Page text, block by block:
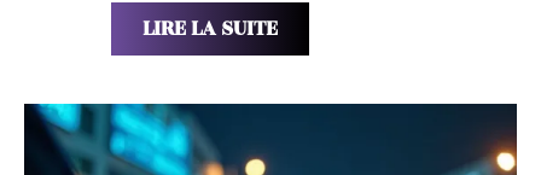
LIRE LA SUITE